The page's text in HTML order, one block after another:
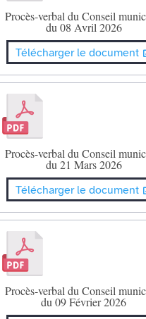
Procès-verbal du Conseil
du 08 Avril 2026
Télécharger le document
Procès-verbal du Conseil
du 21 Mars 2026
Télécharger le document
Procès-verbal du Conseil
du 09 Février 2026